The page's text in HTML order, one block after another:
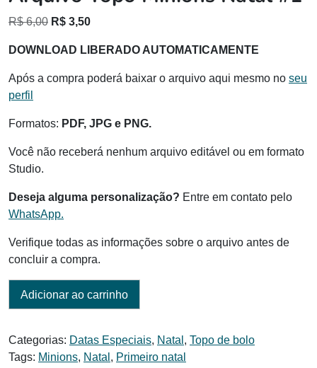
R$6,00 O
original
R$ 3,50O
atual
DOWNLOAD LIBERADO AUTOMATICAMENTE
Após a compra poderá baixar o arquivo aqui mesmo no seu
perfil
Formatos: PDF, JPG e PNG.
Você não receberá nenhum arquivo editável ou em formato
Studio.
Deseja alguma personalização? Entre em contato pelo
WhatsApp.
Verifique todas as informações sobre o arquivo antes de
concluir a compra.
Adicionar ao carrinho
Categorias: Datas Especiais, Natal , Topo de bolo
Tags: Minions, Natal , Primeiro natal